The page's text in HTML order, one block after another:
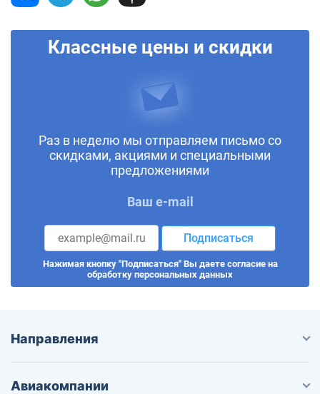
Классные цены и скидки
Раз в неделю мы отправляем письмо со
скидками, акциями и специальными
предложениями
Ваш e-mail
Подписаться
Нажимая кнопку "Подписаться" Вы даете согласие на
обработку персональных данных
Направления
Авиакомпании